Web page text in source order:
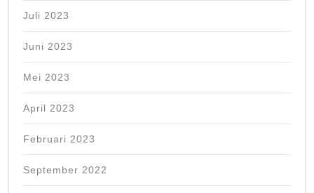
Juli 2023
Juni 2023
Mei 2023
April 2023
Februari 2023
September 2022